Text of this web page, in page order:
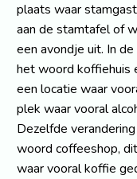
plaats waar
aan de stamtafel of
een avondje uit. In
het woord koffiehuis
een locatie waar
plek waar vooral
Dezelfde
woord coffeeshop,
waar vooral koffie